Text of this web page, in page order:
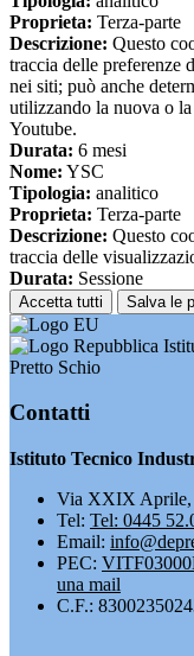
Proprieta: Terza-parte
Descrizione: Questo
traccia delle preferenze
nei siti; può anche
utilizzando la nuova o
Youtube.
Durata: 6 mesi
Nome: YSC
Tipologia: analitico
Proprieta: Terza-parte
Descrizione: Questo
traccia delle
Durata: Sessione
Accetta tutti Salva le
Pretto Schio
Contatti
Istituto Tecnico
Via XXIX Aprile,
Tel: Tel: 0445
Email:
PEC:
una mail
C.F.: